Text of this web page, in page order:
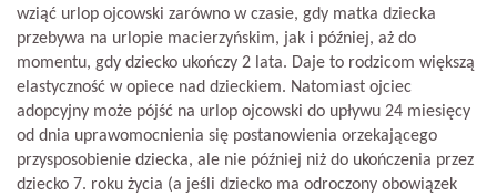
wziąć urlop ojcowski zarówno w czasie, gdy matka dziecka
przebywa na urlopie macierzyńskim, jak i później, aż do
momentu, gdy dziecko ukończy 2 lata. Daje to rodzicom większą
elastyczność w opiece nad dzieckiem. Natomiast ojciec
adopcyjny może pójść na urlop ojcowski do upływu 24 miesięcy
od dnia uprawomocnienia się postanowienia orzekającego
przysposobienie dziecka, ale nie później niż do ukończenia przez
dziecko 7. roku życia (a jeśli dziecko ma odroczony obowiązek